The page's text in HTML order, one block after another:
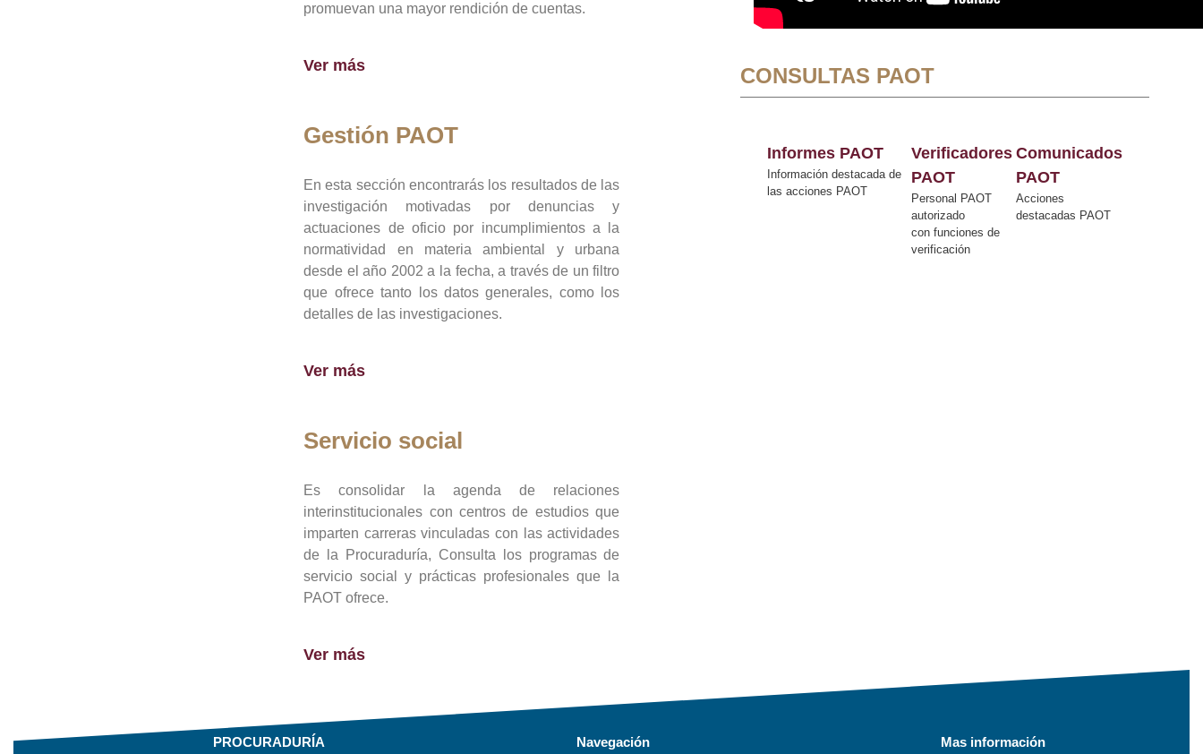
promuevan una mayor rendición de cuentas.
Ver más
Gestión PAOT
En esta sección encontrarás los resultados de las
investigación motivadas por denuncias y
actuaciones de oficio por incumplimientos a la
normatividad en materia ambiental y urbana
desde el año 2002 a la fecha, a través de un filtro
que ofrece tanto los datos generales, como los
detalles de las investigaciones.
Ver más
Servicio social
Es consolidar la agenda de relaciones
interinstitucionales con centros de estudios que
imparten carreras vinculadas con las actividades
de la Procuraduría, Consulta los programas de
servicio social y prácticas profesionales que la
PAOT ofrece.
Ver más
CONSULTAS PAOT
Informes PAOT
Información destacada de
las acciones PAOT
Verificadores
PAOT
Personal PAOT
autorizado
con funciones de
verificación
Comunicados
PAOT
Acciones
destacadas PAOT
PROCURADURÍA Navegación Mas información